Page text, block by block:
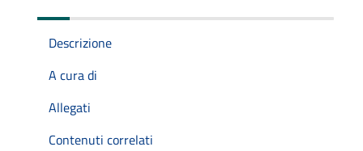
Descrizione
A cura di
Allegati
Contenuti correlati